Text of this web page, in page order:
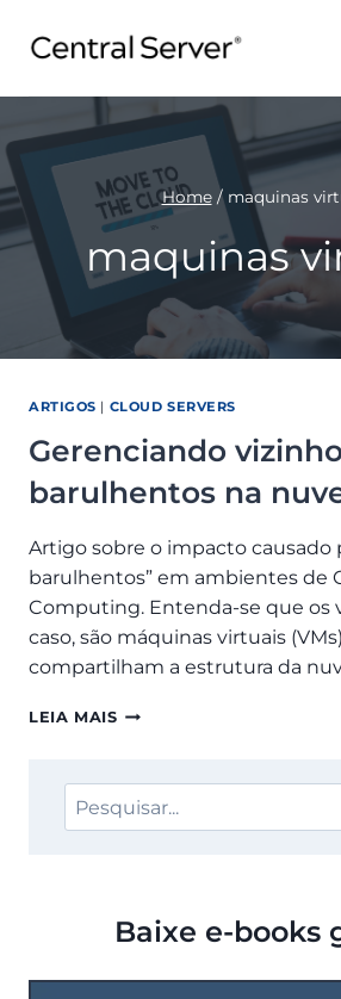
para
Conteúdo
Home / maquinas
maquinas
ARTIGOS | CLOUD SERVERS
Gerenciando
barulhentos na
Artigo sobre o impacto causado
barulhentos” em ambientes de
Computing. Entenda-se que os
caso, são máquinas virtuais
compartilham a estrutura da
LEIA MAISGERENCIANDO
NA
NUVEM
Pesquisar
Baixe e-books